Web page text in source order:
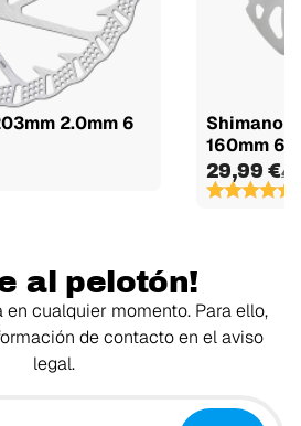
2.0mm 6
Shimano
160mm 6
29,99 €
al pelotón!
en cualquier momento. Para ello,
de contacto en el aviso
legal.